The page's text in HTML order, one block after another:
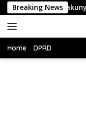
Langsung
ke
konten
Breaking News
Pelakunya”
Home DPRD